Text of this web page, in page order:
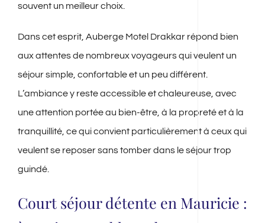
souvent un meilleur choix.
Dans cet esprit, Auberge Motel Drakkar répond bien
aux attentes de nombreux voyageurs qui veulent un
séjour simple, confortable et un peu différent.
L’ambiance y reste accessible et chaleureuse, avec
une attention portée au bien-être, à la propreté et à la
tranquillité, ce qui convient particulièrement à ceux qui
veulent se reposer sans tomber dans le séjour trop
guindé.
Court séjour détente en Mauricie :